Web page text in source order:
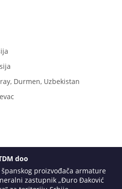
Durmen, Uzbekistan
doo
proizvođača armature
zastupnik „Đuro Đaković